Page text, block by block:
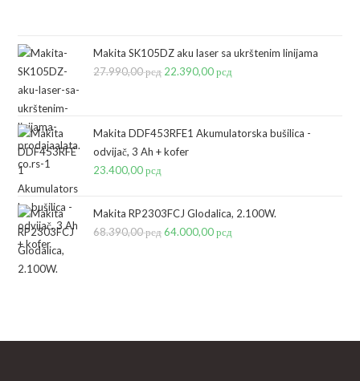
bila:
10.390,00 рсд.
8.290,00 рсд.
Makita SK105DZ aku laser sa ukrštenim linijama
27.990,00рсд Originalna
bila:
27.990,00 рсд.
22.390,00рсд
22.390,00 рсд.
Makita DDF453RFE1 Akumulatorska bušilica -
odvijač, 3 Ah + kofer
23.400,00рсд
Makita RP2303FCJ Glodalica, 2.100W.
68.390,00рсдOriginalna
64.000,00рсд